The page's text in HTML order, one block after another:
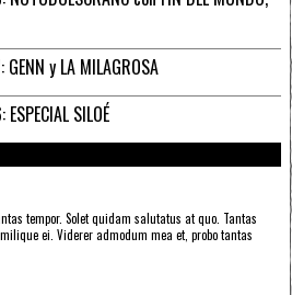
y LA MILAGROSA
SILOÉ
tempor. Solet quidam salutatus at quo. Tantas
ei. Viderer admodum mea et, probo tantas